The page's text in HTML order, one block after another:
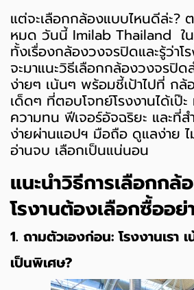
แต่จะเลือกกล้องแบบไหนดีล่ะ?
หมด วันนี้ Imilab Thailand ใน
ทั้งเรื่องกล้องวงจรปิดและรู้ว่าโ
จะมาแนะวิธีเลือกกล้องวงจรปิด
ง่ายๆ เน้นๆ พร้อมชี้เป้าไปที่ ก
เด็ดๆ ที่ตอบโจทย์โรงงานได้เป๊
ความทน ฟีเจอร์อัจฉริยะ และที่
ง่ายผ่านแอปฯ มือถือ ดูแลง่าย
อ่านจบ เลือกเป็นแน่นอน
แนะนำวิธีการเลือกกล้
โรงานต้องเลือกซื้ออย่
1. ถามตัวเองก่อน: โรงงานเรา
เป็นพิเศษ?